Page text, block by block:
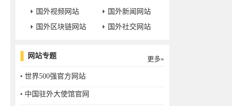
国外视频网站
国外新闻网站
国外区块链网站
国外社交网站
网站专题 更多»
世界500强官方网站
中国驻外大使馆官网